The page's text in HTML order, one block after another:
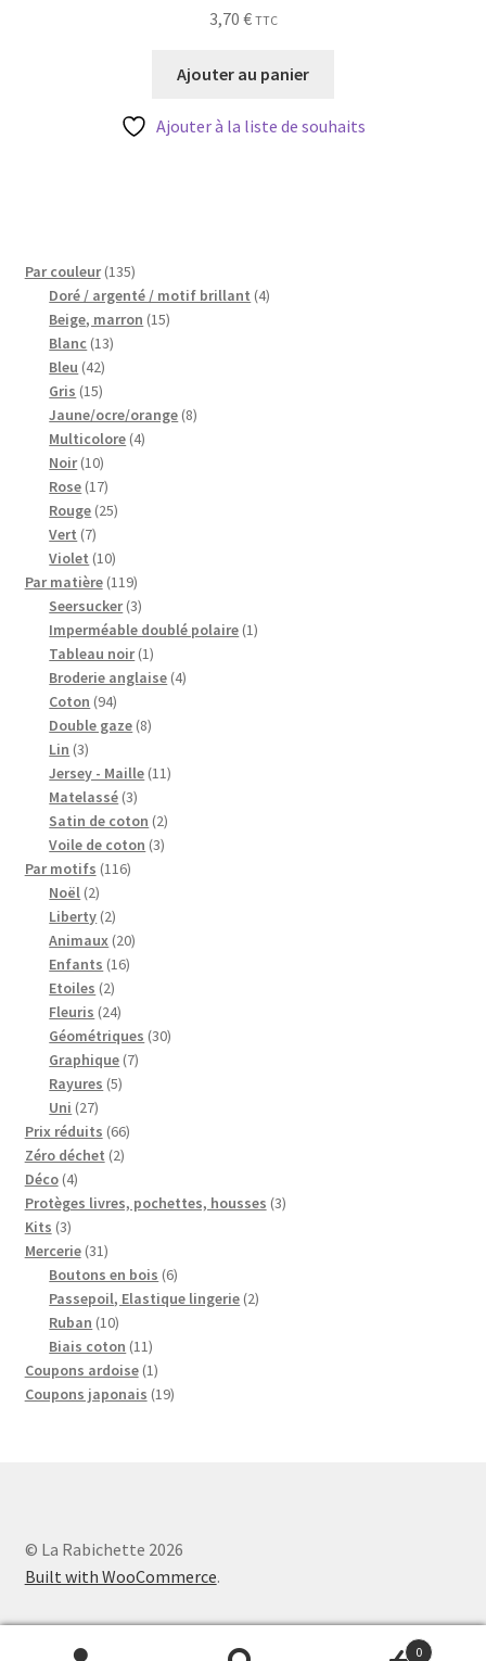
3,70 € TTC
Ajouter au panier
Ajouter à la liste de souhaits
Par couleur 135135
produits
Doré / argenté / motif brillant 44
Beige, marron 1515
Blanc 1313
Bleu 4242
produits
Gris 1515
produits
Jaune/ocre/orange 88
Multicolore 44
Noir 1010
produits
Rose 1717
produits
Rouge 2525
Vert 77
produits
Violet 1010
produits
Par matière 119119
produits
Seersucker 33
produits
Imperméable doublé polaire 11
Tableau noir 11
produit
Broderie anglaise 44
Coton 9494
produits
Double gaze 88
Lin 33
produits
Jersey - Maille 1111
Matelassé 33
produits
Satin de coton 22
produits
Voile de coton 33
Par motifs 116116
Noël 22
produits
Liberty 22
produits
Animaux 2020
Enfants 1616
Etoiles 22
produits
Fleuris 2424
produits
Géométriques 3030
Graphique 77
Rayures 55
Uni 2727
produits
Prix réduits 6666
Zéro déchet 22
Déco 44
produits
Protèges livres, pochettes, housses 33
Kits 33
produits
Mercerie 3131
produits
Boutons en bois 66
produits
Passepoil, Elastique lingerie 22
Ruban 1010
produits
Biais coton 1111
produits
Coupons ardoise 11
produit
Coupons japonais 1919
© La Rabichette 2026
Built with WooCommerce.
0